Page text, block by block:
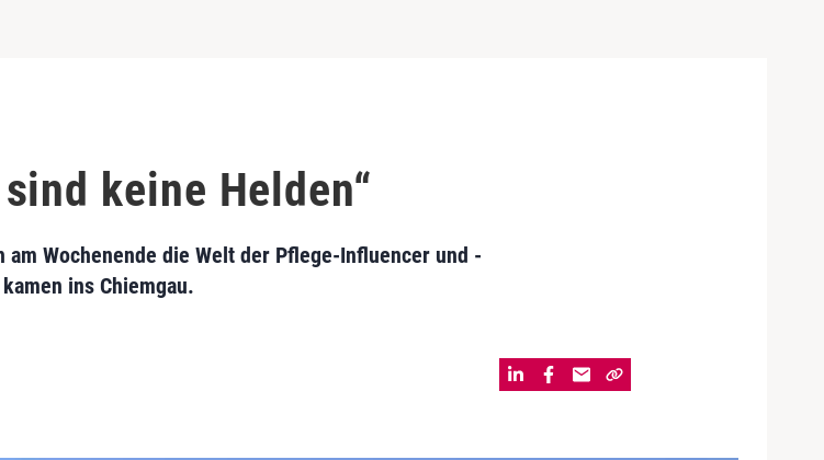
keine Helden“
Wochenende die Welt der Pflege-Influencer und -
ins Chiemgau.